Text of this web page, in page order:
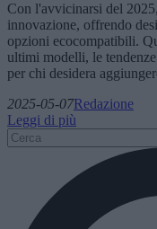
Con l'avvicinarsi del
innovazione, offrendo
opzioni ecocompatibili.
ultimi modelli, le
per chi desidera
2025-05-07Redazione
Leggi di più